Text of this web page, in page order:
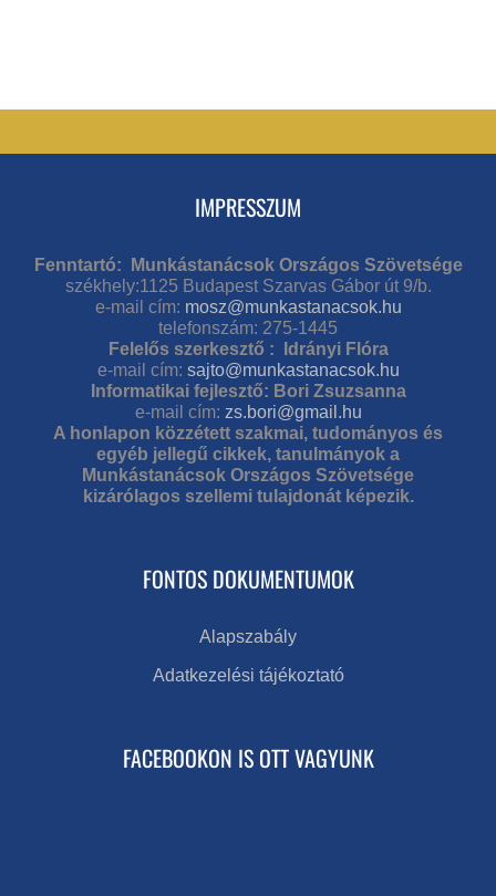
IMPRESSZUM
Fenntartó: Munkástanácsok Országos Szövetsége
székhely:1125 Budapest Szarvas Gábor út 9/b.
e-mail cím: mosz@munkastanacsok.hu
telefonszám: 275-1445
Felelős szerkesztő : Idrányi Flóra
e-mail cím: sajto@munkastanacsok.hu
Informatikai fejlesztő: Bori Zsuzsanna
e-mail cím: zs.bori@gmail.hu
A honlapon közzétett szakmai, tudományos és
egyéb jellegű cikkek, tanulmányok a
Munkástanácsok Országos Szövetsége
kizárólagos szellemi tulajdonát képezik.
FONTOS DOKUMENTUMOK
Alapszabály
Adatkezelési tájékoztató
FACEBOOKON IS OTT VAGYUNK